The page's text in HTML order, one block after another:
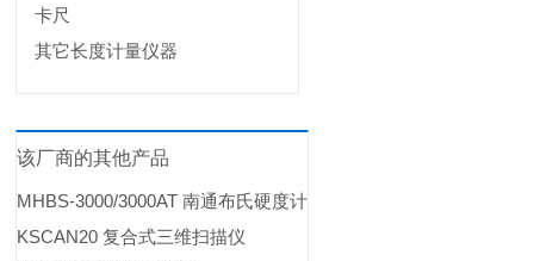
卡尺
其它长度计量仪器
该厂商的其他产品
MHBS-3000/3000AT 南通布氏硬度计
KSCAN20 复合式三维扫描仪